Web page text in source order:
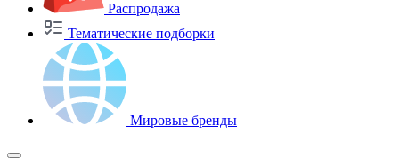
Распродажа
Тематические подборки
Мировые бренды